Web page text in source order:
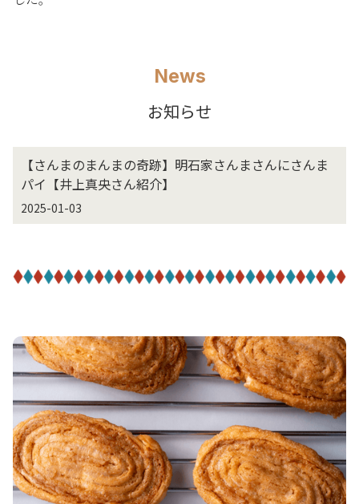
News
お知らせ
【さんまのまんまの奇跡】明石家さんまさんにさんま
パイ【井上真央さん紹介】
2025-01-03